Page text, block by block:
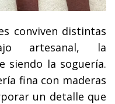
conviven distintas
artesanal, la
siendo la soguería.
fina con maderas
un detalle que